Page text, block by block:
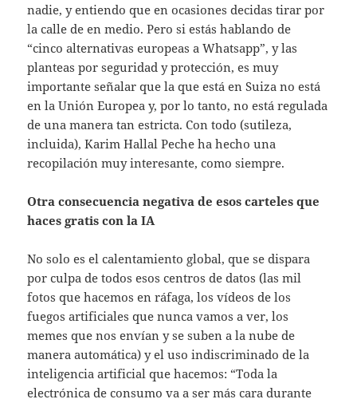
nadie, y entiendo que en ocasiones decidas tirar por
la calle de en medio. Pero si estás hablando de
“cinco alternativas europeas a Whatsapp”, y las
planteas por seguridad y protección, es muy
importante señalar que la que está en Suiza no está
en la Unión Europea y, por lo tanto, no está regulada
de una manera tan estricta. Con todo (sutileza,
incluida), Karim Hallal Peche ha hecho una
recopilación muy interesante, como siempre.
Otra consecuencia negativa de esos carteles que
haces gratis con la IA
No solo es el calentamiento global, que se dispara
por culpa de todos esos centros de datos (las mil
fotos que hacemos en ráfaga, los vídeos de los
fuegos artificiales que nunca vamos a ver, los
memes que nos envían y se suben a la nube de
manera automática) y el uso indiscriminado de la
inteligencia artificial que hacemos: “Toda la
electrónica de consumo va a ser más cara durante